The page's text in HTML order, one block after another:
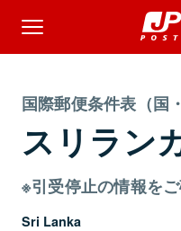
国際郵便条件表（国
スリラン
※引受停止の情報をご
Sri Lanka